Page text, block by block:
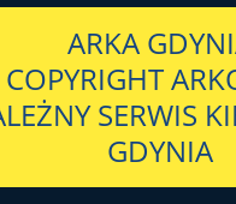
ARKA
SERWIS
GDYNIA